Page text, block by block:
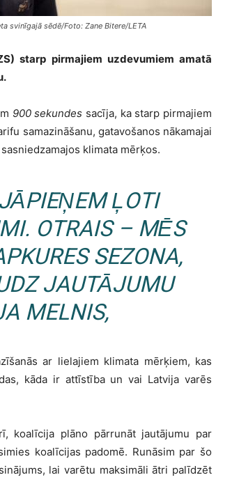
svinīgajā sēdē/Foto: Zane Bitere/LETA
starp pirmajiem uzdevumiem amatā
900 sekundes sacīja, ka starp pirmajiem
samazināšanu, gatavošanos nākamajai
klimata mērķos.
ĻOTI
OTRAIS – MĒS
SEZONA,
JAUTĀJUMU
MELNIS,
ar lielajiem klimata mērķiem, kas
kāda ir attīstība un vai Latvija varēs
koalīcija plāno pārrunāt jautājumu par
koalīcijas padomē. Runāsim par šo
lai varētu maksimāli ātri palīdzēt